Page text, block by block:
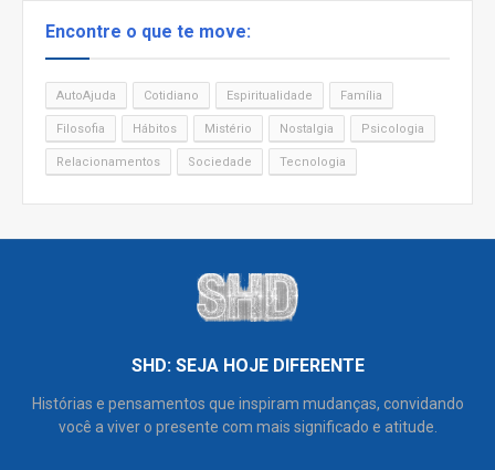
Encontre o que te move:
AutoAjuda Cotidiano Espiritualidade Família
Filosofia Hábitos Mistério Nostalgia Psicologia
Relacionamentos Sociedade Tecnologia
SHD: SEJA HOJE DIFERENTE
Histórias e pensamentos que inspiram mudanças, convidando
você a viver o presente com mais significado e atitude.